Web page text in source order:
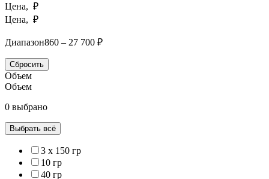
Цена, ₽
Цена, ₽
Диапазон860 – 27 700 ₽
Сбросить
Объем
Объем
0 выбрано
Выбрать всё
3 x 150 гр
10 гр
40 гр